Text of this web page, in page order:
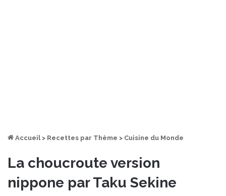
Accueil > Recettes par Thème > Cuisine du Monde
La choucroute version
nippone par Taku Sekine